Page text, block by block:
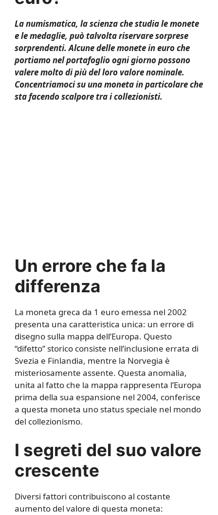
La numismatica, la scienza che studia le monete
e le medaglie, può talvolta riservare sorprese
sorprendenti. Alcune delle monete in euro che
portiamo nel portafoglio ogni giorno possono
valere molto di più del loro valore nominale.
Concentriamoci su una moneta in particolare che
sta facendo scalpore tra i collezionisti.
Un errore che fa la
differenza
La moneta greca da 1 euro emessa nel 2002
presenta una caratteristica unica: un errore di
disegno sulla mappa dell’Europa. Questo
“difetto” storico consiste nell’inclusione errata di
Svezia e Finlandia, mentre la Norvegia è
misteriosamente assente. Questa anomalia,
unita al fatto che la mappa rappresenta l’Europa
prima della sua espansione nel 2004, conferisce
a questa moneta uno status speciale nel mondo
del collezionismo.
I segreti del suo valore
crescente
Diversi fattori contribuiscono al costante
aumento del valore di questa moneta: